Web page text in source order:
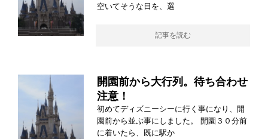
空いてそうな日を、選
記事を読む
開園前から大行列。待ち合わせ
注意！
初めてディズニーシーに行く事になり、開
園前から並ぶ事にしました。 開園３０分前
に着いたら、既に駅か